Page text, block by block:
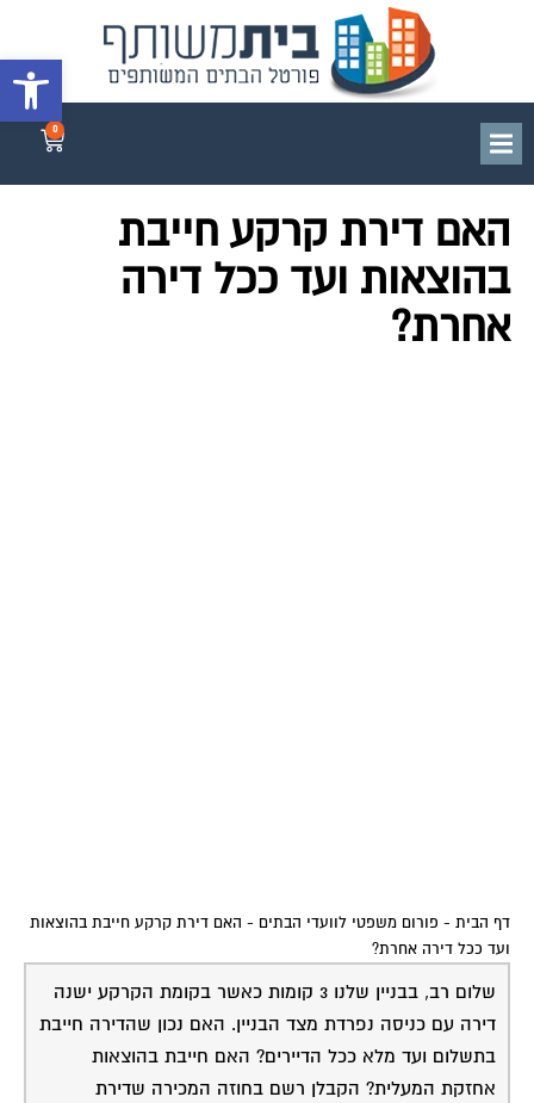
פתח
0
האם דירת קרקע חייבת
בהוצאות ועד ככל דירה
אחרת?
דף הבית - פורום משפטי לוועדי הבתים - האם דירת קרקע חייבת בהוצאות
ועד ככל דירה אחרת?
שלום רב, בבניין שלנו 3 קומות כאשר בקומת הקרקע ישנה
דירה עם כניסה נפרדת מצד הבניין. האם נכון שהדירה חייבת
בתשלום ועד מלא ככל הדיירים? האם חייבת בהוצאות
אחזקת המעלית? הקבלן רשם בחוזה המכירה שדירת